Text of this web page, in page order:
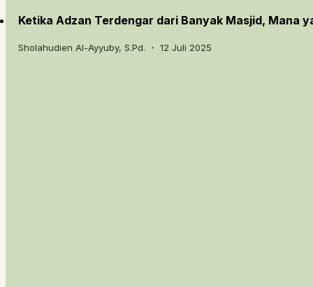
Ketika Adzan Terdengar dari Banyak Masjid, Mana
Sholahudien Al-Ayyuby, S.Pd. ・ 12 Juli 2025